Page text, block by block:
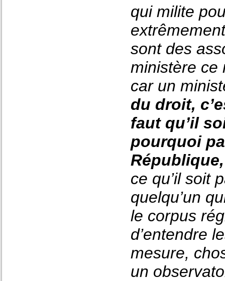
qui milite
sont des
ministère ce
car un
du droit,
faut qu’il
pourquoi
République,
ce qu’il soit
quelqu’un
le corpus
d’entendre
mesure,
un